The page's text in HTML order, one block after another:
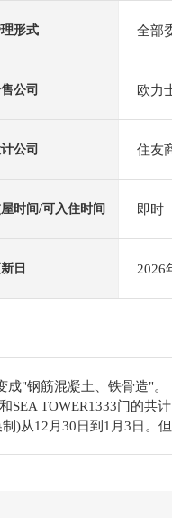
形式 全部
公司 欧力
公司 住友
时间/可入住时间 即时
日 2026
"钢筋混凝土、铁骨造"。
SEA TOWER1333门的共
)从12月30日到1月3日。